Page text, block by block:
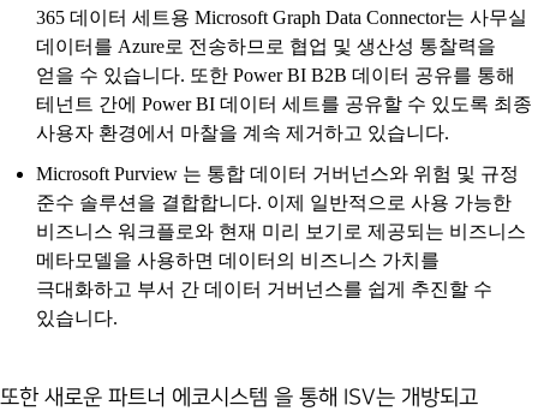
365 데이터 세트용 Microsoft Graph Data Connector는 사무실
데이터를 Azure로 전송하므로 협업 및 생산성 통찰력을
얻을 수 있습니다. 또한 Power BI B2B 데이터 공유를 통해
테넌트 간에 Power BI 데이터 세트를 공유할 수 있도록 최종
사용자 환경에서 마찰을 계속 제거하고 있습니다.
Microsoft Purview 는 통합 데이터 거버넌스와 위험 및 규정
준수 솔루션을 결합합니다. 이제 일반적으로 사용 가능한
비즈니스 워크플로와 현재 미리 보기로 제공되는 비즈니스
메타모델을 사용하면 데이터의 비즈니스 가치를
극대화하고 부서 간 데이터 거버넌스를 쉽게 추진할 수
있습니다.
또한 새로운 파트너 에코시스템 을 통해 ISV는 개방되고